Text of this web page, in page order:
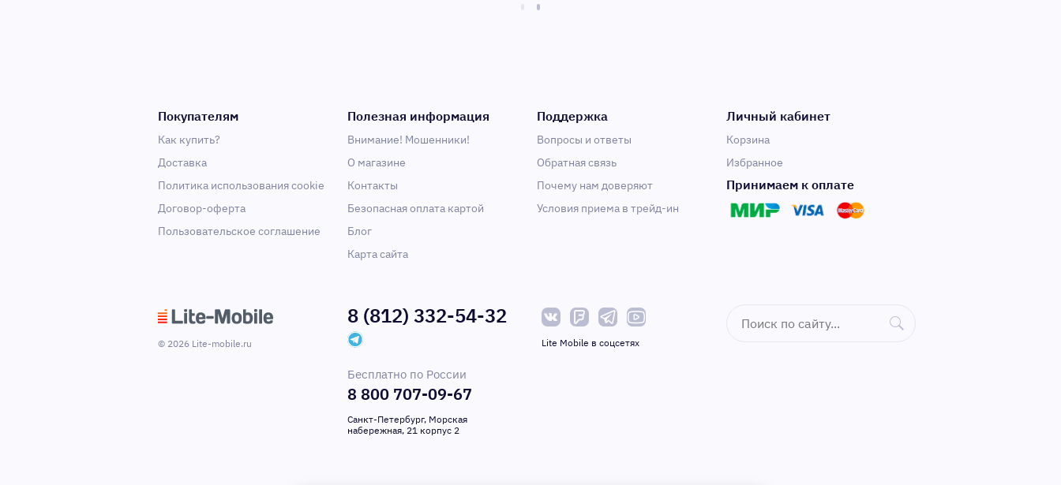
Покупателям
Как купить?
Доставка
Политика использования cookie
Договор-оферта
Пользовательское соглашение
Полезная информация
Внимание! Мошенники!
О магазине
Контакты
Безопасная оплата картой
Блог
Карта сайта
Поддержка
Вопросы и ответы
Обратная связь
Почему нам доверяют
Условия приема в трейд-ин
Личный кабинет
Корзина
Избранное
Принимаем к оплате
© 2026 Lite-mobile.ru
8 (812) 332-54-32
Бесплатно по России
8 800 707-09-67
Санкт-Петербург, Морская
набережная, 21 корпус 2
Lite Mobile в соцсетях